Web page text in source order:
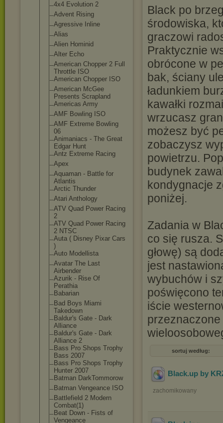
4x4 Evolution 2
Advent Rising
Agressive Inline
Alias
Alien Hominid
Alter Echo
American Chopper 2 Full
Throttle ISO
American Chopper ISO
American McGee
Presents Scrapland
Americas Army
AMF Bowling ISO
AMF Extreme Bowling
06
Animaniacs - The Great
Edgar Hunt
Antz Extreme Racing
Apex
Aquaman - Battle for
Atlantis
Arctic Thunder
Atari Anthology
ATV Quad Power Racing
2
ATV Quad Power Racing
2 NTSC
Auta ( Disney Pixar Cars
)
Auto Modellista
Avatar The Last
Airbender
Azurik - Rise Of
Perathia
Babarian
Bad Boys Miami
Takedown
Baldur's Gate - Dark
Alliance
Baldur's Gate - Dark
Alliance 2
Bass Pro Shops Trophy
Bass 2007
Bass Pro Shops Trophy
Hunter 2007
Batman DarkTommorow
Batman Vengeance ISO
Battlefield 2 Modern
Combat(1)
Beat Down - Fists of
Vengeance
Black po
środowiska,
graczowi
Praktycznie
obrócone w
bak, ściany
ładunkiem
kawałki
wrzucasz
możesz być
zobaczysz
powietrzu.
budynek
kondygnacje
poniżej.
Zadania w
co się rusza.
głowę) są
jest
wybuchów i
poświęcono
iście
sortuj według:
Black.up by
zachomikowany